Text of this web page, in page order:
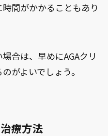
間がかかることもあり
合は、早めにAGAクリ
がよいでしょう。
療方法